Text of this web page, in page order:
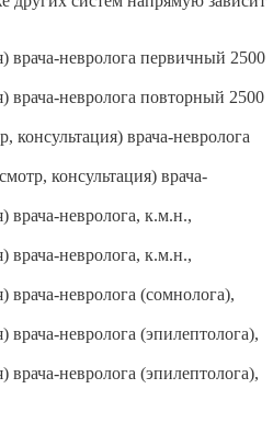
врача-невролога первичный 2500
врача-невролога повторный 2500
врача-невролога
консультация) врача-
врача-невролога, к.м.н.,
врача-невролога, к.м.н.,
врача-невролога (сомнолога),
врача-невролога (эпилептолога),
врача-невролога (эпилептолога),